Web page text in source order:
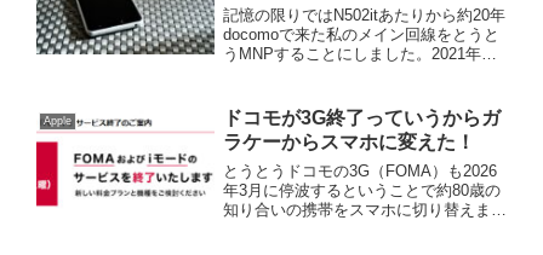
記憶の限りではN502itあたりから約20年
docomoで来た私のメイン回線をとうと
うMNPすることにしました。2021年か
パケ詰まりのストレスが一番の要因で
す。ま...
Apple
ドコモが3G終了っていうからガ
ラケーからスマホに変えた！
とうとうドコモの3G（FOMA）も2026
年3月に停波するということで約80歳の
知り合いの携帯をスマホに切り替えまし